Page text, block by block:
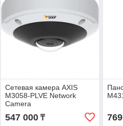
Сетевая камера AXIS
M3058-PLVE Network
Camera
547 000₸